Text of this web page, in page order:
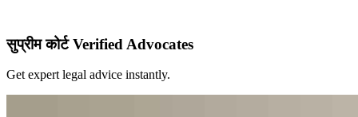
सुप्रीम कोर्ट Verified Advocates
Get expert legal advice instantly.